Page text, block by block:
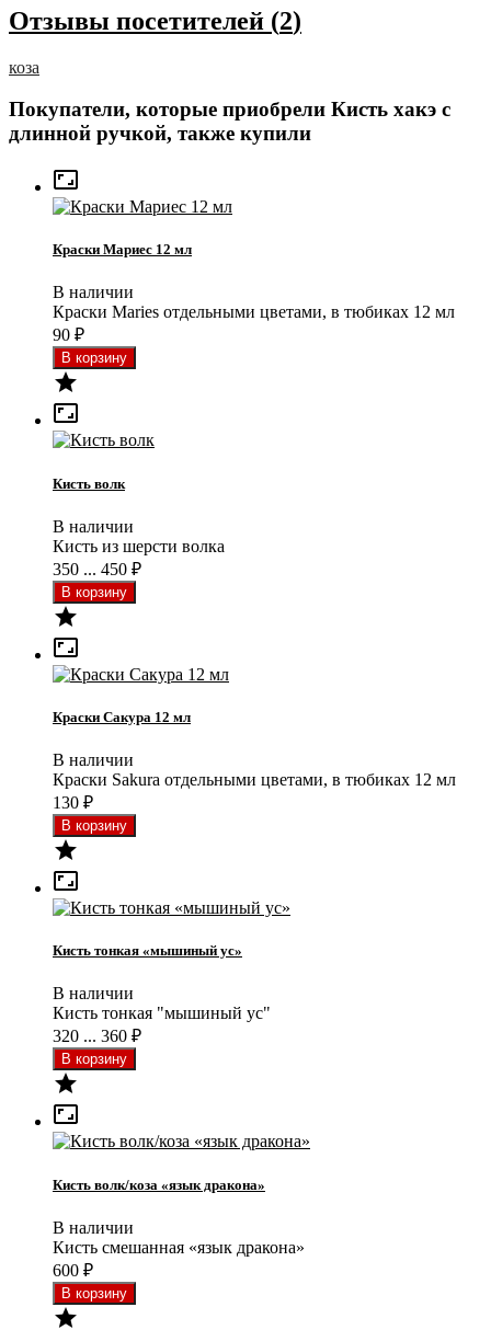
Отзывы посетителей (2)
коза
Покупатели, которые приобрели Кисть хакэ с
длинной ручкой, также купили

Краски Мариес 12 мл
В наличии
Краски Maries отдельными цветами, в тюбиках 12 мл
90 ₽


Кисть волк
В наличии
Кисть из шерсти волка
350 ... 450 ₽


Краски Сакура 12 мл
В наличии
Краски Sakura отдельными цветами, в тюбиках 12 мл
130 ₽


Кисть тонкая «мышиный ус»
В наличии
Кисть тонкая "мышиный ус"
320 ... 360 ₽


Кисть волк/коза «язык дракона»
В наличии
Кисть смешанная «язык дракона»
600 ₽
